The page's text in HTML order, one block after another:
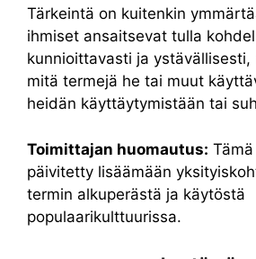
Tärkeintä on kuitenkin
ihmiset ansaitsevat tulla
kunnioittavasti ja
mitä termejä he tai muut
heidän käyttäytymistään tai
Toimittajan huomautus:
päivitetty lisäämään
termin alkuperästä ja käytöstä
populaarikulttuurissa.